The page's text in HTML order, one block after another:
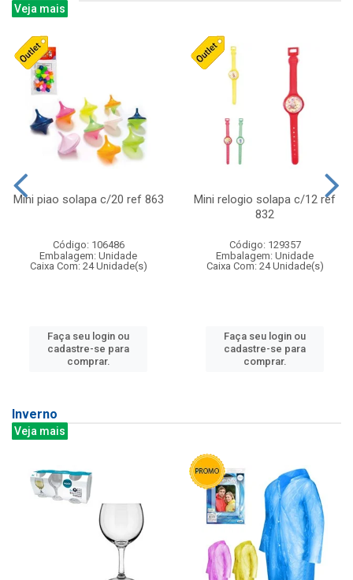
Veja mais
Mini piao solapa c/20 ref 863
Código: 106486
Embalagem: Unidade
Caixa Com: 24 Unidade(s)
Faça seu login ou
cadastre-se para
comprar.
Mini relogio solapa c/12 ref
832
Código: 129357
Embalagem: Unidade
Caixa Com: 24 Unidade(s)
Faça seu login ou
cadastre-se para
comprar.
Inverno
Veja mais